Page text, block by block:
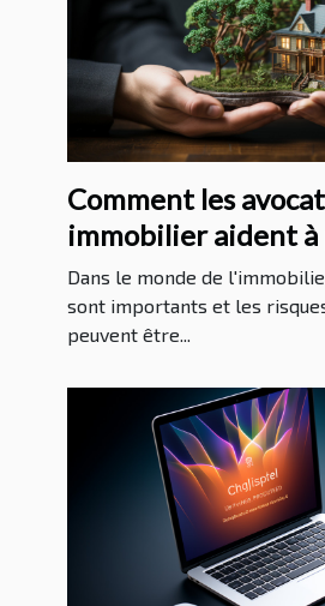
Comment les
immobilier aident
santé financière de
Dans le monde de
sont importants et les
peuvent être...